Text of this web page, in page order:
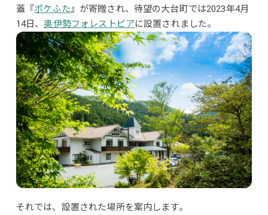
蓋『ポケふた』が寄贈され、待望の大台町では2023年4月
14日、奥伊勢フォレストピアに設置されました。
それでは、設置された場所を案内します。